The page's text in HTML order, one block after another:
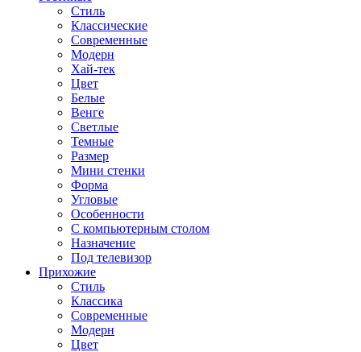
Стиль
Классические
Современные
Модерн
Хай-тек
Цвет
Белые
Венге
Светлые
Темные
Размер
Мини стенки
Форма
Угловые
Особенности
С компьютерным столом
Назначение
Под телевизор
Прихожие
Стиль
Классика
Современные
Модерн
Цвет